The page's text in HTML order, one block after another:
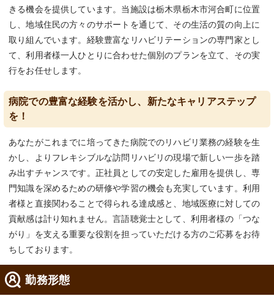
きる機会を提供しています。当施設は栃木県栃木市河合町に位置
し、地域住民の方々のサポートを通じて、その生活の質の向上に
取り組んでいます。経験豊富なリハビリテーションの専門家とし
て、利用者様一人ひとりに合わせた個別のプランを立て、その実
行をお任せします。
病院での豊富な経験を活かし、新たなキャリアステップ
を！
あなたがこれまでに培ってきた病院でのリハビリ業務の経験を生
かし、よりフレキシブルな訪問リハビリの現場で新しい一歩を踏
み出すチャンスです。正社員としての安定した雇用を提供し、専
門知識を深めるための研修や学習の機会も充実しています。利用
者様と直接関わることで得られる達成感と、地域医療に対しての
貢献感は計り知れません。言語聴覚士として、利用者様の「つな
がり」を支える重要な役割を担っていただける方のご応募をお待
ちしております。
勤務形態